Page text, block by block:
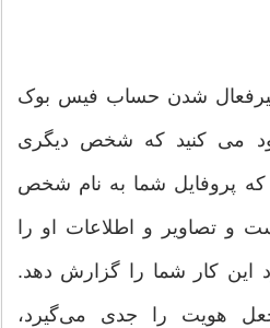
غیرفعال شدن حساب فیس بوک
می کنید که شخص دیگری
که پروفایل شما به نام شخص
و تصاویر و اطلاعات او را
این کار شما را گزارش دهد.
هویت را جدی می‌گیرد،